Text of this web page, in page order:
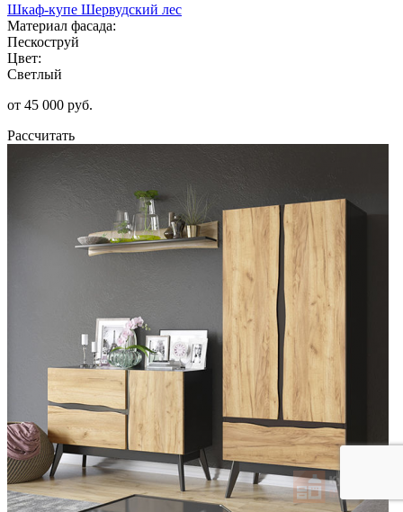
Шкаф-купе Шервудский лес
Материал фасада:
Пескоструй
Цвет:
Светлый
от 45 000 руб.
Рассчитать